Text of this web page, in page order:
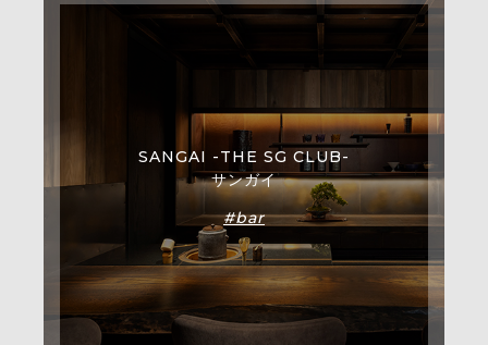
SANGAI -THE SG CLUB-
サンガイ
#bar